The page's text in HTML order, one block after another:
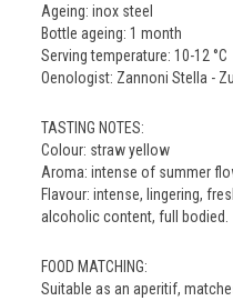
Ageing: inox steel
Bottle ageing: 1 month
Serving temperature: 10-12 °C
Oenologist: Zannoni Stella -
TASTING NOTES:
Colour: straw yellow
Aroma: intense of summer
Flavour: intense, lingering,
alcoholic content, full bodied.
FOOD MATCHING:
Suitable as an aperitif,